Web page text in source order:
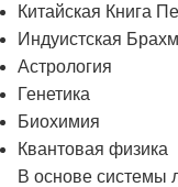
Китайская Книга
Индуистская
Астрология
Генетика
Биохимия
Квантовая физика
В основе системы